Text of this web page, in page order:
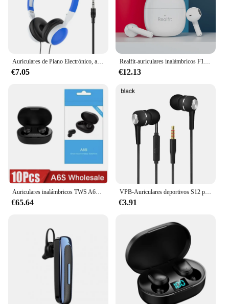
€7.05 €12.13
€65.64
VPB-Auriculares deportivos S12 para Samsung, audífonos con cable de Supergraves de 3,5mm, con grietas de colores y micrófono, manos libres
€3.91